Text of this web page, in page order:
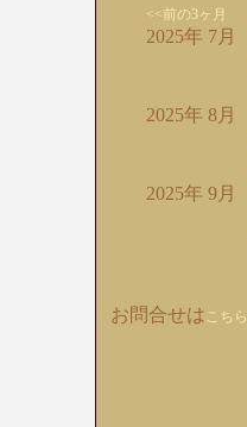
<<前の3ヶ月
2025年 7月
2025年 8月
2025年 9月
お問合せは こちら